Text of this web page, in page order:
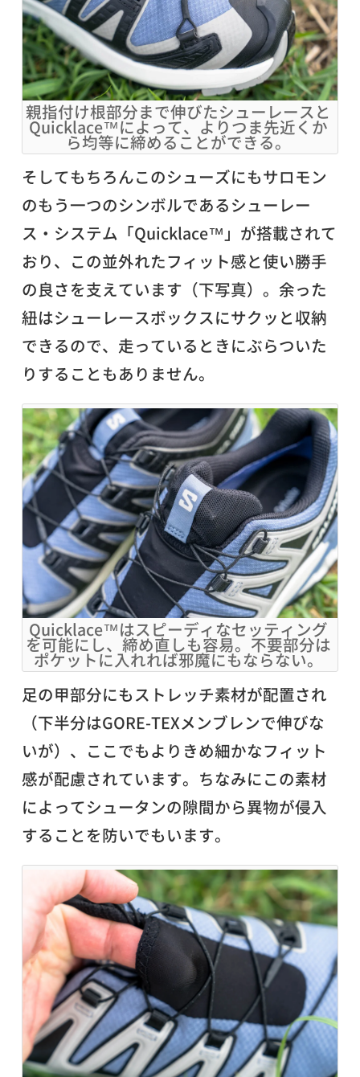
親指付け根部分まで伸びたシューレースと
Quicklace™によって、よりつま先近くか
ら均等に締めることができる。
そしてもちろんこのシューズにもサロモン
のもう一つのシンボルであるシューレー
ス・システム「Quicklace™」が搭載されて
おり、この並外れたフィット感と使い勝手
の良さを支えています（下写真）。余った
紐はシューレースボックスにサクッと収納
できるので、走っているときにぶらついた
りすることもありません。
Quicklace™はスピーディなセッティング
を可能にし、締め直しも容易。不要部分は
ポケットに入れれば邪魔にもならない。
足の甲部分にもストレッチ素材が配置され
（下半分はGORE-TEXメンブレンで伸びな
いが）、ここでもよりきめ細かなフィット
感が配慮されています。ちなみにこの素材
によってシュータンの隙間から異物が侵入
することを防いでもいます。